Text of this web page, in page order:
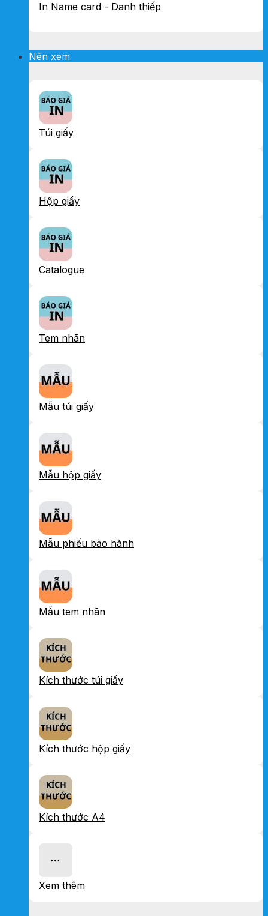
In Name card - Danh thiếp
Nên xem
Túi giấy
Hộp giấy
Catalogue
Tem nhãn
Mẫu túi giấy
Mẫu hộp giấy
Mẫu phiếu bảo hành
Mẫu tem nhãn
Kích thước túi giấy
Kích thước hộp giấy
Kích thước A4
Xem thêm